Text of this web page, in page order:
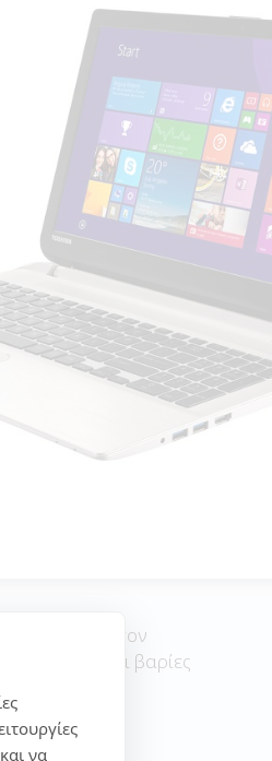
το σχολείο, τον
αλλα και βαρίες
να